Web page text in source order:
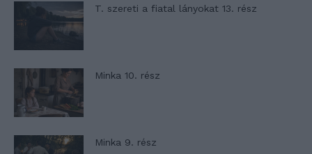
T. szereti a fiatal lányokat 13. rész
Minka 10. rész
Minka 9. rész